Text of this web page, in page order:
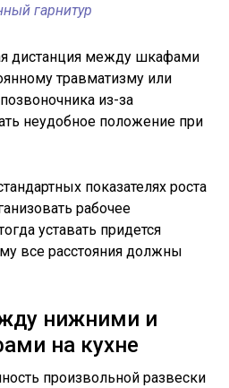
гарнитур
дистанция между шкафами
травматизму или
из-за
неудобное положение при
показателях роста
рабочее
уставать придется
все расстояния должны
нижними и
на кухне
произвольной развески